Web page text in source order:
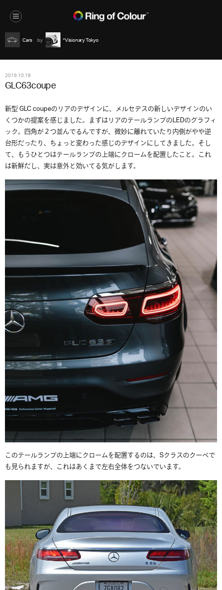
Cars *Visionary Tokyo
2019.10.18
GLC63coupe
新型 GLC coupeのリアのデザインに、メルセデスの新しいデザインのい
くつかの提案を感じました。まずはリアのテールランプのLEDのグラフィ
ック。四角が２つ並んでるんですが、微妙に離れていたり内側がやや逆
台形だったり、ちょっと変わった感じのデザインにしてきました。そし
て、もうひとつはテールランプの上端にクロームを配置したこと。これ
は新鮮だし、実は意外と効いてる気がします。
このテールランプの上端にクロームを配置するのは、Sクラスのクーペで
も見られますが、これはあくまで左右全体をつないでいます。